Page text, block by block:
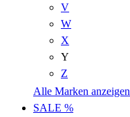
V
W
X
Y
Z
Alle Marken anzeigen
SALE %